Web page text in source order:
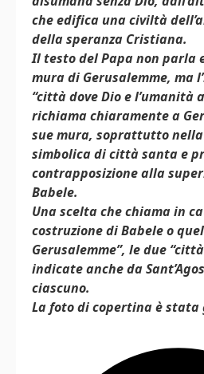
che edifica una civiltà
della speranza Cristiana.
Il testo del Papa non parla
mura di Gerusalemme, ma
“città dove Dio e l’umanità
richiama chiaramente a
sue mura, soprattutto
simbolica di città santa e
contrapposizione alla
Babele.
Una scelta che chiama in
costruzione di Babele o
Gerusalemme”, le due
indicate anche da
ciascuno.
La foto di copertina è stata